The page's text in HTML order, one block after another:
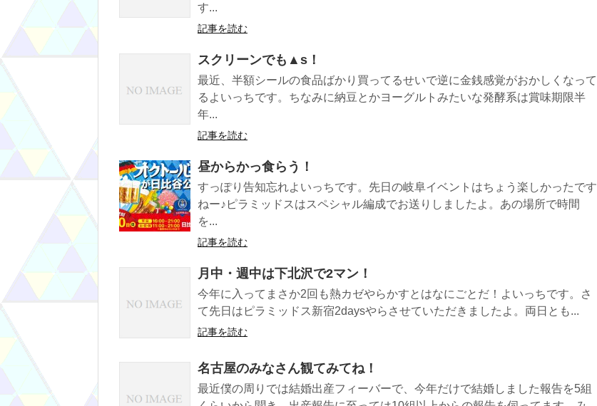
す...
記事を読む
スクリーンでも▲s！
最近、半額シールの食品ばかり買ってるせいで逆に金銭感覚がおかしくなって
るよいっちです。ちなみに納豆とかヨーグルトみたいな発酵系は賞味期限半
年...
記事を読む
昼からかっ食らう！
すっぽり告知忘れよいっちです。先日の岐阜イベントはちょう楽しかったです
ねー♪ピラミッドスはスペシャル編成でお送りしましたよ。あの場所で時間
を...
記事を読む
月中・週中は下北沢で2マン！
今年に入ってまさか2回も熱カゼやらかすとはなにごとだ！よいっちです。さ
て先日はピラミッドス新宿2daysやらさせていただきましたよ。両日とも...
記事を読む
名古屋のみなさん観てみてね！
最近僕の周りでは結婚出産フィーバーで、今年だけで結婚しました報告を5組